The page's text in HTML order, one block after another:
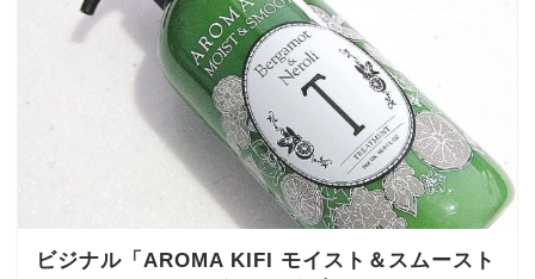
ビジナル「AROMA KIFI モイスト＆スムースト